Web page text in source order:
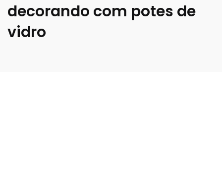
decorando com potes de
vidro